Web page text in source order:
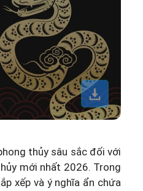
thủy sâu sắc đối với
mới nhất 2026. Trong
xếp và ý nghĩa ẩn chứa